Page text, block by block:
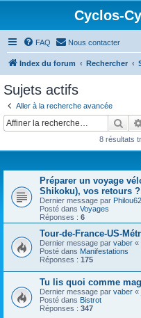
Cyclos-
FAQ Nous contacter
Index du forum Rechercher
Sujets actifs
Aller à la recherche avancée
8 résultats
Préparer un voyage
Shikoku), vos retours ?
Dernier message par Philou62
Posté dans Voyages
Réponses : 6
Tour-de-France-US-
Dernier message par vaber «
Posté dans Manifestations
Réponses : 175
Tu lis quoi comme
Dernier message par vaber «
Posté dans Bistrot
Réponses : 347